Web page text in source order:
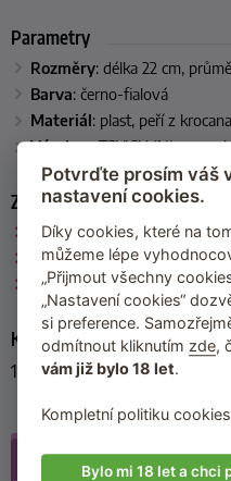
Parametry
Rozměry: délka 22 cm,
Barva: černo-fialová
Materiál: plast, peří z krocana
Výrobce:TOYJOY
Zařazeno
TOYJOY
Péřová šimrátka
Pomůcky pro něžné BDSM
Kód produktu
10305-PURPLE
Galerie(2)
Potvrďte prosím váš
nastavení cookies.
Díky cookies, které na
můžeme lépe
„Přijmout všechny
„Nastavení cookies“
si preference.
odmítnout kliknutím zde,
vám již bylo 18 let.
Kompletní politiku cookies
Bylo mi 18 let a chci